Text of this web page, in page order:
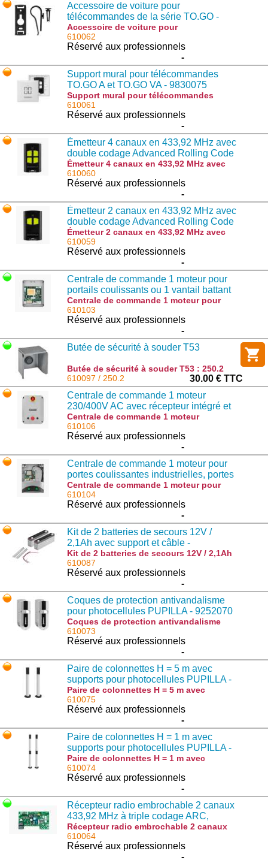
Accessoire de voiture pour
télécommandes de la série TO.GO -
9830081
Accessoire de voiture pour
télécommandes de la série TO.GO -
9830081 : TO.CLIP
610062
Réservé aux professionnels
-
Support mural pour télécommandes
TO.GO A et TO.GO VA - 9830075
Support mural pour télécommandes
TO.GO A et TO.GO VA - 9830075 : SMART
610061
Réservé aux professionnels
-
Émetteur 4 canaux en 433,92 MHz avec
double codage Advanced Rolling Code
(ARC) et Rolling Code - 9863174
Émetteur 4 canaux en 433,92 MHz avec
double codage Advanced Rolling Code
(ARC) et Rolling Code - 9863174 :
610060
Réservé aux professionnels
-
Émetteur 2 canaux en 433,92 MHz avec
double codage Advanced Rolling Code
(ARC) et Rolling Code - 9863173
Émetteur 2 canaux en 433,92 MHz avec
double codage Advanced Rolling Code
(ARC) et Rolling Code - 9863173 :
610059
Réservé aux professionnels
-
Centrale de commande 1 moteur pour
portails coulissants ou 1 vantail battant
230V AC avec récepteur intégré -
9176136
Centrale de commande 1 moteur pour
portails coulissants ou 1 vantail battant
230V AC avec récepteur intégré - 9176136
610103
Réservé aux professionnels
-
Butée de sécurité à souder T53
Butée de sécurité à souder T53 : 250.2
610097 / 250.2
30.00 € TTC
Centrale de commande 1 moteur
230/400V AC avec récepteur intégré et
interrupteur tripolaire - 917600940
Centrale de commande 1 moteur
230/400V AC avec récepteur intégré et
interrupteur tripolaire - 917600940 :
610106
Réservé aux professionnels
-
Centrale de commande 1 moteur pour
portes coulissantes industrielles, portes
en accordéons et volets 230V AC avec
récepteur intégré - 9176142
Centrale de commande 1 moteur pour
portes coulissantes industrielles, portes
en accordéons et volets 230V AC avec
récepteur intégré - 9176142 : CELL.P
610104
Réservé aux professionnels
-
Kit de 2 batteries de secours 12V /
2,1Ah avec support et câble -
908602344
Kit de 2 batteries de secours 12V / 2,1Ah
avec support et câble - 908602344 :
BT2.BAT
610087
Réservé aux professionnels
-
Coques de protection antivandalisme
pour photocellules PUPILLA - 9252070
Coques de protection antivandalisme
pour photocellules PUPILLA - 9252070 :
IRI.CELL
610073
Réservé aux professionnels
-
Paire de colonnettes H = 5 m avec
supports pour photocellules PUPILLA -
923001615
Paire de colonnettes H = 5 m avec
supports pour photocellules PUPILLA -
923001615 : POL.05
610075
Réservé aux professionnels
-
Paire de colonnettes H = 1 m avec
supports pour photocellules PUPILLA -
923001768
Paire de colonnettes H = 1 m avec
supports pour photocellules PUPILLA -
923001768 : POL.12
610074
Réservé aux professionnels
-
Récepteur radio embrochable 2 canaux
433,92 MHz à triple codage ARC,
Rolling Code et Code Fixe - 9673102
Récepteur radio embrochable 2 canaux
433,92 MHz à triple codage ARC, Rolling
Code et Code Fixe - 9673102 : ONE.2WI
610064
Réservé aux professionnels
-